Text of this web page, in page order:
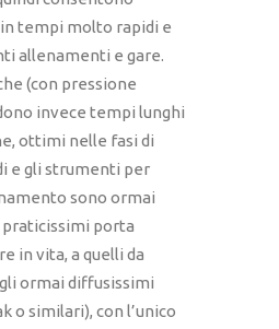
tempi molto rapidi e
allenamenti e gare.
(con pressione
invece tempi lunghi
ottimi nelle fasi di
e gli strumenti per
sono ormai
porta
in vita, a quelli da
ormai diffusissimi
o similari), con l’unico